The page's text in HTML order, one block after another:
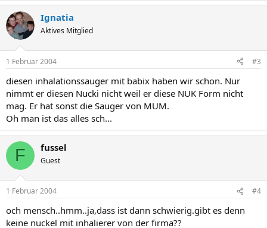
Ignatia
Aktives Mitglied
1 Februar 2004 #3
diesen inhalationssauger mit babix haben wir schon. Nur
nimmt er diesen Nucki nicht weil er diese NUK Form nicht
mag. Er hat sonst die Sauger von MUM.
Oh man ist das alles sch...
F fussel
Guest
1 Februar 2004 #4
och mensch..hmm..ja,dass ist dann schwierig.gibt es denn
keine nuckel mit inhalierer von der firma??